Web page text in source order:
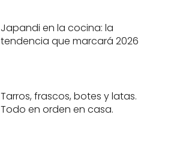
Japandi en la cocina: la
tendencia que marcará 2026
Tarros, frascos, botes y latas.
Todo en orden en casa.